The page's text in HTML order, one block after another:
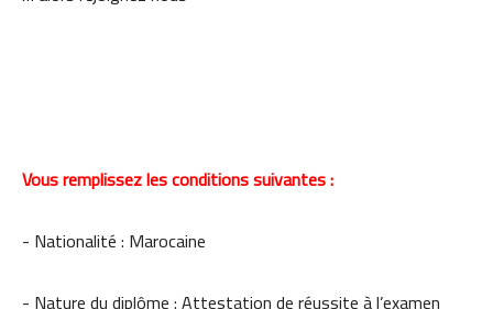
Vous remplissez les conditions suivantes :
- Nationalité : Marocaine
- Nature du diplôme : Attestation de réussite à l’examen